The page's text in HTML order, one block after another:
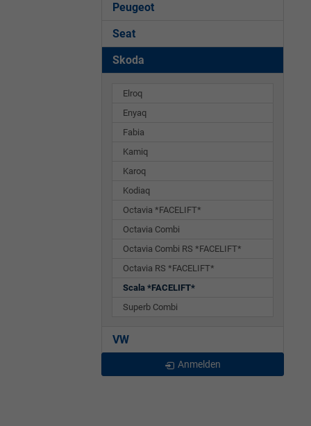
Peugeot
Seat
Skoda
Elroq
Enyaq
Fabia
Kamiq
Karoq
Kodiaq
Octavia *FACELIFT*
Octavia Combi
Octavia Combi RS *FACELIFT*
Octavia RS *FACELIFT*
Scala *FACELIFT*
Superb Combi
VW
Anmelden